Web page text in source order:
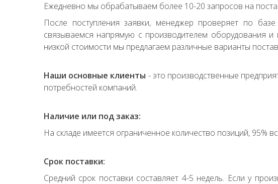
Ежедневно мы обрабатываем более 10-20 запросов на
После поступления заявки, менеджер проверяет по
связываемся напрямую с производителем оборудования
низкой стоимости мы предлагаем различные варианты
Наши основные клиенты - это производственные
потребностей компаний.
Наличие или под заказ:
На складе имеется ограниченное количество позиций, 95%
Срок поставки:
Средний срок поставки составляет 4-5 недель. Если у